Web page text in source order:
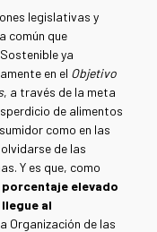
legislativas y
común que
ya
en el Objetivo
, a través de la meta
de alimentos
como en las
de las
Y es que, como
porcentaje elevado
al
Organización de las